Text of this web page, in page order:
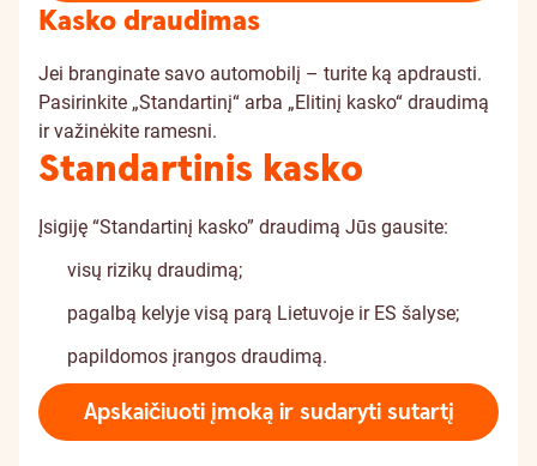
Kasko draudimas
Jei branginate savo automobilį – turite ką apdrausti.
Pasirinkite „Standartinį“ arba „Elitinį kasko“ draudimą
ir važinėkite ramesni.
Standartinis kasko
Įsigiję “Standartinį kasko” draudimą Jūs gausite:
visų rizikų draudimą;
pagalbą kelyje visą parą Lietuvoje ir ES šalyse;
papildomos įrangos draudimą.
Apskaičiuoti įmoką ir sudaryti sutartį